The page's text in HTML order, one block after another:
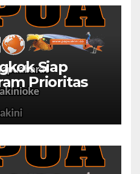
Siap
Prioritas